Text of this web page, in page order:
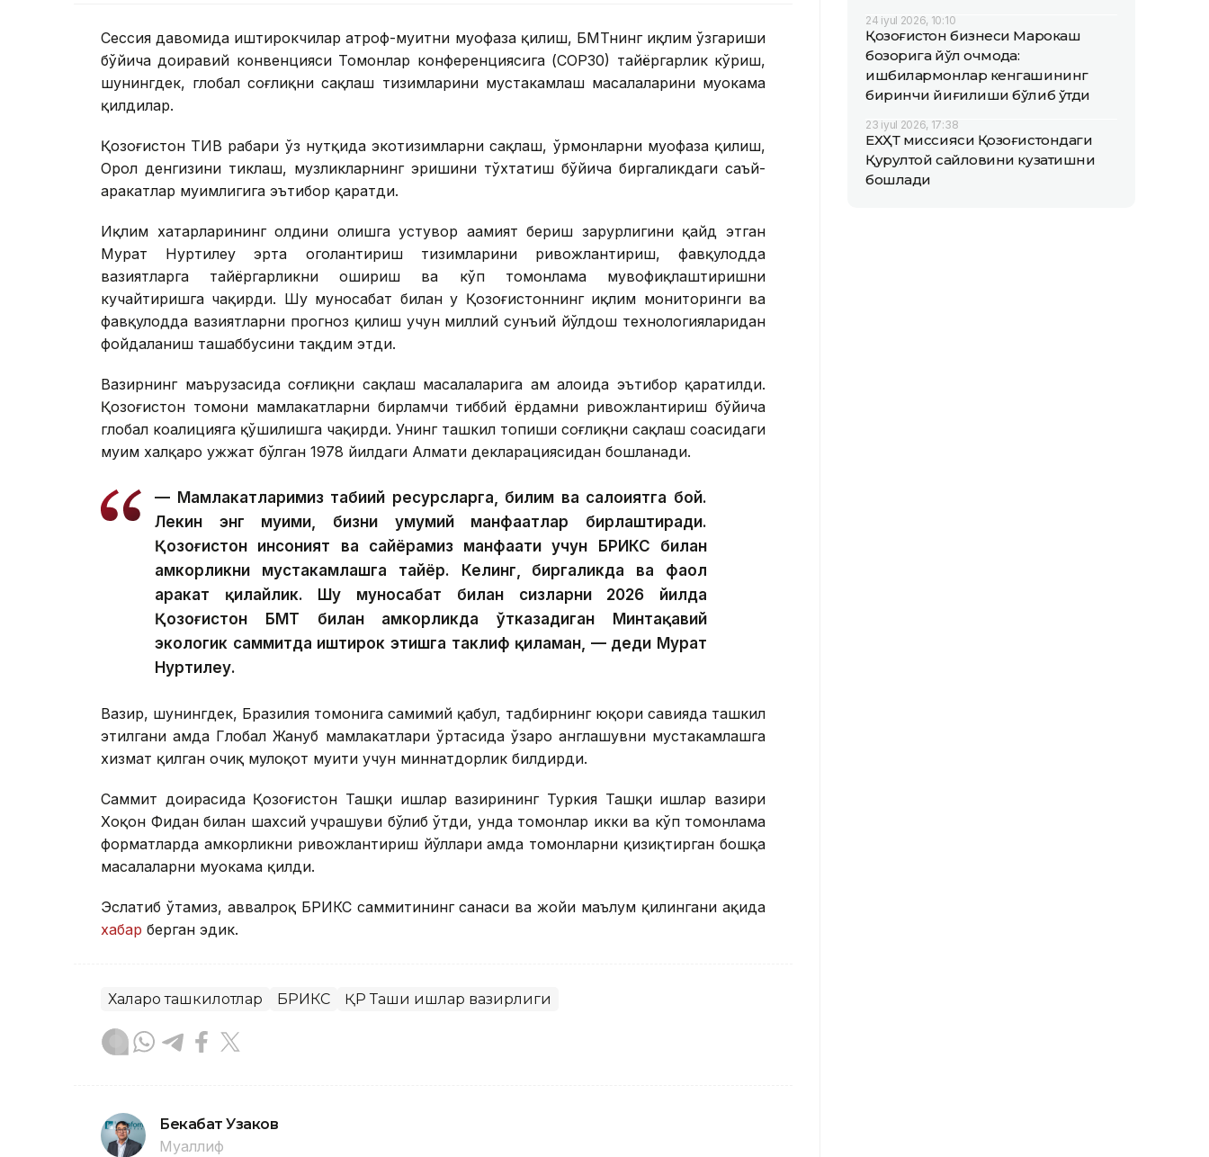
Сессия давомида иштирокчилар атроф-муҳитни муҳофаза қилиш, БМТнинг иқлим ўзгариши
бўйича доиравий конвенцияси Томонлар конференциясига (CОР30) тайёргарлик кўриш,
шунингдек, глобал соғлиқни сақлаш тизимларини мустаҳкамлаш масалаларини муҳокама
қилдилар.
Қозоғистон ТИВ раҳбари ўз нутқида экотизимларни сақлаш, ўрмонларни муҳофаза қилиш,
Орол денгизини тиклаш, музликларнинг эришини тўхтатиш бўйича биргаликдаги саъй-
ҳаракатлар муҳимлигига эътибор қаратди.
Иқлим хатарларининг олдини олишга устувор аҳамият бериш зарурлигини қайд этган
Мурат Нуртилеу эрта огоҳлантириш тизимларини ривожлантириш, фавқулодда
вазиятларга тайёргарликни ошириш ва кўп томонлама мувофиқлаштиришни
кучайтиришга чақирди. Шу муносабат билан у Қозоғистоннинг иқлим мониторинги ва
фавқулодда вазиятларни прогноз қилиш учун миллий сунъий йўлдош технологияларидан
фойдаланиш ташаббусини тақдим этди.
Вазирнинг маърузасида соғлиқни сақлаш масалаларига ҳам алоҳида эътибор қаратилди.
Қозоғистон томони мамлакатларни бирламчи тиббий ёрдамни ривожлантириш бўйича
глобал коалицияга қўшилишга чақирди. Унинг ташкил топиши соғлиқни сақлаш соҳасидаги
муҳим халқаро ҳужжат бўлган 1978 йилдаги Алмати декларациясидан бошланади.
— Мамлакатларимиз табиий ресурсларга, билим ва салоҳиятга бой.
Лекин энг муҳими, бизни умумий манфаатлар бирлаштиради.
Қозоғистон инсоният ва сайёрамиз манфаати учун БРИКС билан
ҳамкорликни мустаҳкамлашга тайёр. Келинг, биргаликда ва фаол
ҳаракат қилайлик. Шу муносабат билан сизларни 2026 йилда
Қозоғистон БМТ билан ҳамкорликда ўтказадиган Минтақавий
экологик саммитда иштирок этишга таклиф қиламан, — деди Мурат
Нуртилеу.
Вазир, шунингдек, Бразилия томонига самимий қабул, тадбирнинг юқори савияда ташкил
этилгани ҳамда Глобал Жануб мамлакатлари ўртасида ўзаро англашувни мустаҳкамлашга
хизмат қилган очиқ мулоқот муҳити учун миннатдорлик билдирди.
Саммит доирасида Қозоғистон Ташқи ишлар вазирининг Туркия Ташқи ишлар вазири
Хоқон Фидан билан шахсий учрашуви бўлиб ўтди, унда томонлар икки ва кўп томонлама
форматларда ҳамкорликни ривожлантириш йўллари ҳамда томонларни қизиқтирган бошқа
масалаларни муҳокама қилди.
Эслатиб ўтамиз, аввалроқ БРИКС саммитининг санаси ва жойи маълум қилингани ҳақида
хабар берган эдик.
Халқаро ташкилотлар БРИКС ҚР Ташқи ишлар вазирлиги
Бекабат Узаков
Муаллиф
24 iyul 2026, 10:10
Қозоғистон бизнеси Марокаш
бозорига йўл очмоқда:
ишбилармонлар кенгашининг
биринчи йиғилиши бўлиб ўтди
23 iyul 2026, 17:38
ЕХҲТ миссияси Қозоғистондаги
Қурултой сайловини кузатишни
бошлади